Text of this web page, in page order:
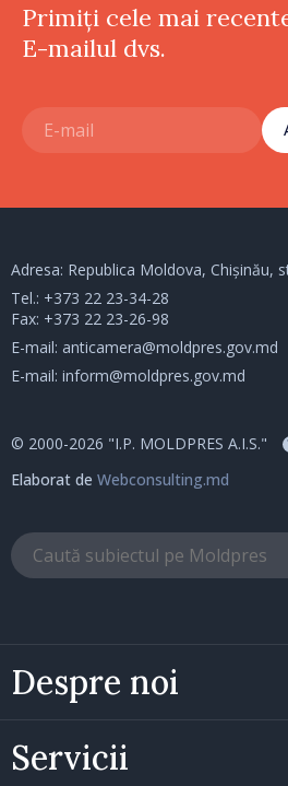
Primiți cele mai
E-mailul dvs.
Despre noi
Servicii
Adresa: Republica Moldova, Chișinău,
Tel.: +373 22 23-34-28
Fax: +373 22 23-26-98
E-mail: anticamera@moldpres.gov.md
E-mail: inform@moldpres.gov.md
© 2000-2026 "I.P. MOLDPRES A.I.S."
Elaborat de Webconsulting.md